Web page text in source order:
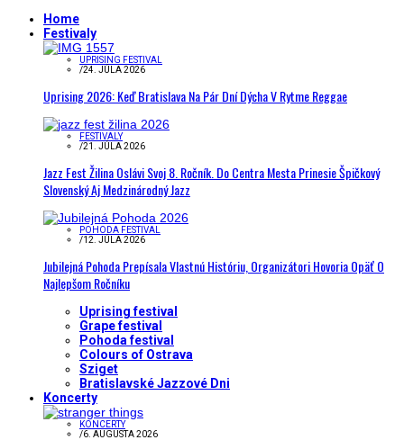
Home
Festivaly
UPRISING FESTIVAL
/24. JÚLA 2026
Uprising 2026: Keď Bratislava Na Pár Dní Dýcha V Rytme Reggae
FESTIVALY
/21. JÚLA 2026
Jazz Fest Žilina Oslávi Svoj 8. Ročník. Do Centra Mesta Prinesie Špičkový
Slovenský Aj Medzinárodný Jazz
POHODA FESTIVAL
/12. JÚLA 2026
Jubilejná Pohoda Prepísala Vlastnú Históriu, Organizátori Hovoria Opäť O
Najlepšom Ročníku
Uprising festival
Grape festival
Pohoda festival
Colours of Ostrava
Sziget
Bratislavské Jazzové Dni
Koncerty
KONCERTY
/6. AUGUSTA 2026